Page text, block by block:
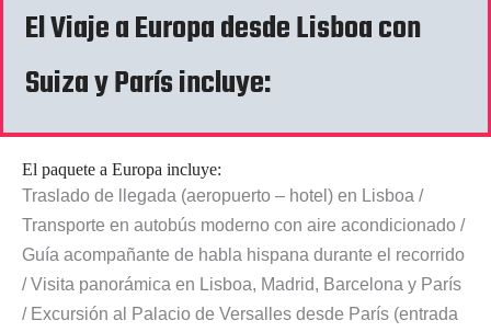
El Viaje a Europa desde Lisboa con
Suiza y París incluye:
El paquete a Europa incluye:
Traslado de llegada (aeropuerto – hotel) en Lisboa /
Transporte en autobús moderno con aire acondicionado /
Guía acompañante de habla hispana durante el recorrido
/ Visita panorámica en Lisboa, Madrid, Barcelona y París
/ Excursión al Palacio de Versalles desde París (entrada